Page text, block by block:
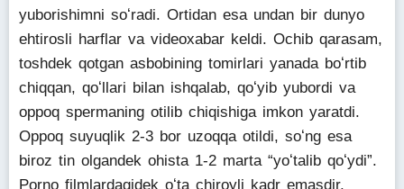
yuborishimni soʻradi. Ortidan esa undan bir dunyo
ehtirosli harflar va videoxabar keldi. Ochib qarasam,
toshdek qotgan asbobining tomirlari yanada boʻrtib
chiqqan, qoʻllari bilan ishqalab, qoʻyib yubordi va
oppoq spermaning otilib chiqishiga imkon yaratdi.
Oppoq suyuqlik 2-3 bor uzoqqa otildi, soʻng esa
biroz tin olgandek ohista 1-2 marta “yoʻtalib qoʻydi”.
Porno filmlardagidek oʻta chiroyli kadr emasdir,